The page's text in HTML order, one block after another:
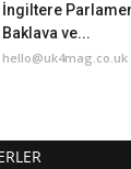
İngiltere
Baklava ve...
hello@uk4mag.co.uk